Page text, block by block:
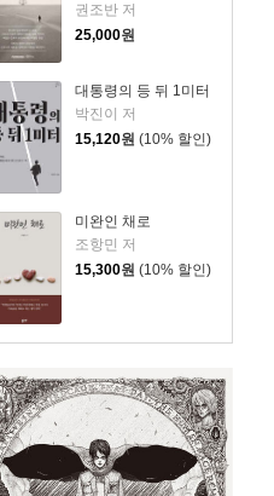
권조반 저
25,000원
대통령의 등 뒤 1미터
박진이 저
15,120원 (10% 할인)
미완인 채로
조항민 저
15,300원 (10% 할인)